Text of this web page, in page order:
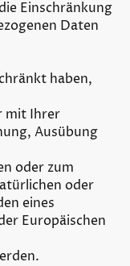
Einschränkung
Daten
haben,
mit Ihrer
Ausübung
oder zum
oder
eines
Europäischen